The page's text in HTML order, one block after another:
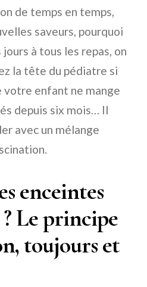
de temps en temps,
saveurs, pourquoi
à tous les repas, on
la tête du pédiatre si
votre enfant ne mange
depuis six mois… Il
avec un mélange
enceintes
Le principe
toujours et